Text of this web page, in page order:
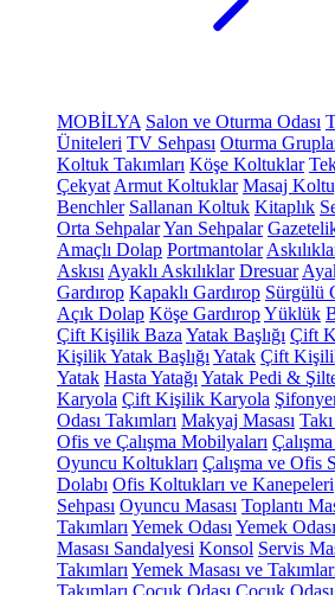
MOBİLYA Salon ve Oturma Odası
Üniteleri TV Sehpası Oturma
Koltuk Takımları Köşe Koltuklar
Çekyat Armut Koltuklar Masaj
Benchler Sallanan Koltuk Kitaplık
Orta SehpalarYan Sehpalar
Amaçlı Dolap Portmantolar
Askısı Ayaklı Askılıklar Dresuar
Gardırop Kapaklı Gardırop Sürgülü
Açık Dolap Köşe GardıropYüklük
Çift Kişilik Baza Yatak Başlığı Çift
Kişilik Yatak Başlığı Yatak Çift
Yatak Hasta Yatağı Yatak Pedi &
Karyola Çift Kişilik Karyola
Odası Takımları Makyaj Masası
Ofis ve Çalışma Mobilyaları
Oyuncu Koltukları Çalışma ve Ofis
Dolabı Ofis Koltukları ve Kanepeleri
Sehpası Oyuncu Masası Toplantı
Takımları Yemek Odası Yemek
Masası Sandalyesi Konsol Servis
Takımları Yemek Masası ve
Takımları Çocuk Odası Çocuk